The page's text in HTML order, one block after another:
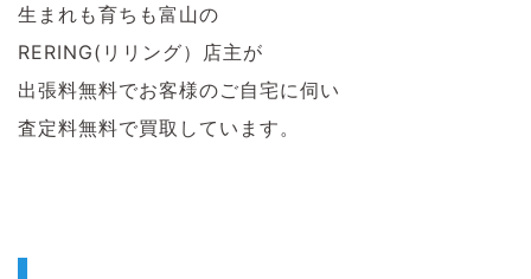
生まれも育ちも富山の
RERING(リリング）店主が
出張料無料でお客様のご自宅に伺い
査定料無料で買取しています。